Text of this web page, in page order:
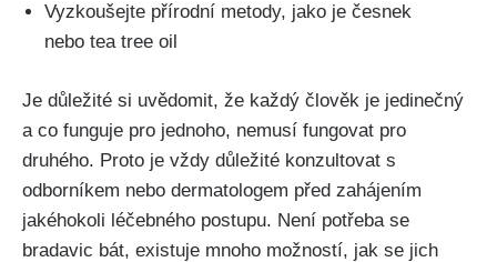
Vyzkoušejte přírodní metody,‌ jako ⁢je‌ česnek
nebo ⁤tea ⁣tree ⁣oil
Je důležité si uvědomit, že každý⁤ člověk⁤ je jedinečný ​
a co funguje pro jednoho, nemusí fungovat pro
⁤druhého. Proto je⁤ vždy důležité konzultovat‌ s
odborníkem nebo dermatologem před zahájením
‍jakéhokoli⁣ léčebného ​postupu. Není potřeba se
bradavic‍ bát,‍ existuje⁢ mnoho možností, jak se jich